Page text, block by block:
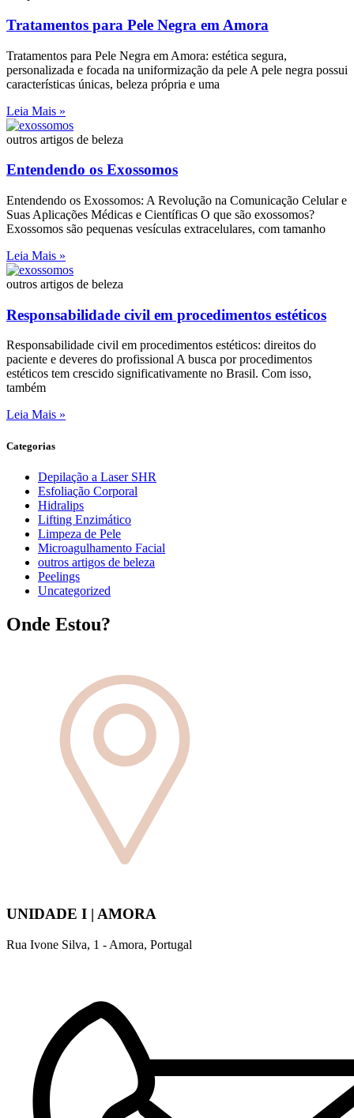
Tratamentos para Pele Negra em Amora
Tratamentos para Pele Negra em Amora: estética segura,
personalizada e focada na uniformização da pele A pele negra possui
características únicas, beleza própria e uma
Leia Mais »
outros artigos de beleza
Entendendo os Exossomos
Entendendo os Exossomos: A Revolução na Comunicação Celular e
Suas Aplicações Médicas e Científicas O que são exossomos?
Exossomos são pequenas vesículas extracelulares, com tamanho
Leia Mais »
outros artigos de beleza
Responsabilidade civil em procedimentos estéticos
Responsabilidade civil em procedimentos estéticos: direitos do
paciente e deveres do profissional A busca por procedimentos
estéticos tem crescido significativamente no Brasil. Com isso,
também
Leia Mais »
Categorias
Depilação a Laser SHR
Esfoliação Corporal
Hidralips
Lifting Enzimático
Limpeza de Pele
Microagulhamento Facial
outros artigos de beleza
Peelings
Uncategorized
Onde Estou?
UNIDADE I | AMORA
Rua Ivone Silva, 1 - Amora, Portugal